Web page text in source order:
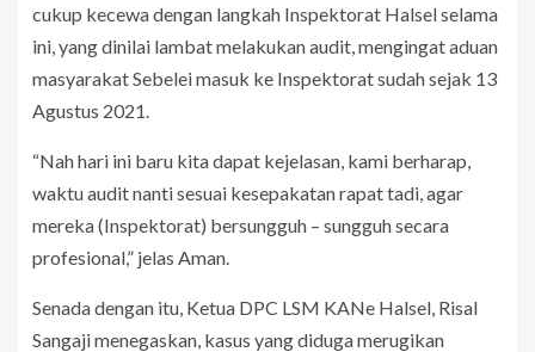
cukup kecewa dengan langkah Inspektorat Halsel selama
ini, yang dinilai lambat melakukan audit, mengingat aduan
masyarakat Sebelei masuk ke Inspektorat sudah sejak 13
Agustus 2021.
“Nah hari ini baru kita dapat kejelasan, kami berharap,
waktu audit nanti sesuai kesepakatan rapat tadi, agar
mereka (Inspektorat) bersungguh – sungguh secara
profesional,” jelas Aman.
Senada dengan itu, Ketua DPC LSM KANe Halsel, Risal
Sangaji menegaskan, kasus yang diduga merugikan